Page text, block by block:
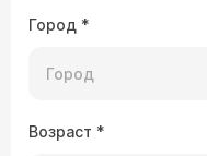
Город *
Возраст *